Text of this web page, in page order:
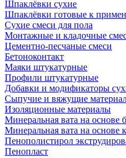
Шпаклёвки сухие
Шпаклёвки готовые к
Сухие смеси для пола
Монтажные и кладочные
Цементно-песчаные смеси
Бетоноконтакт
Маяки штукатурные
Профили штукатурные
Добавки и модификаторы
Сыпучие и вяжущие
Изоляционные материалы
Минеральная вата на основе
Минеральная вата на основе
Пенополистирол
Пенопласт